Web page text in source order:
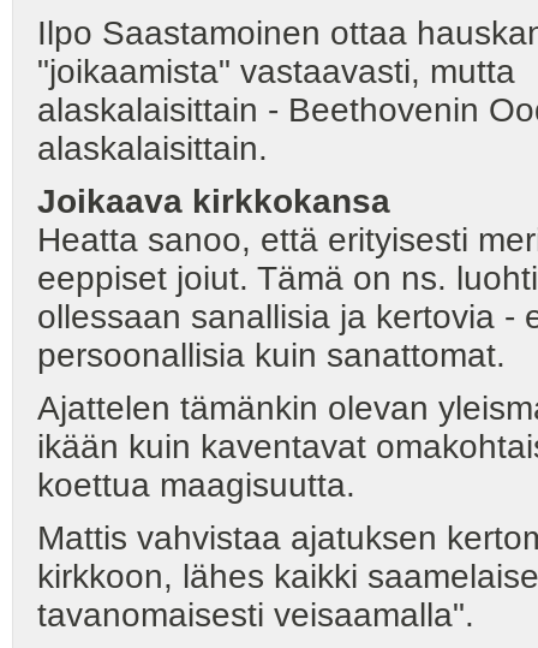
Ilpo Saastamoinen ottaa
"joikaamista" vastaavasti, mutta
alaskalaisittain - Beethovenin
alaskalaisittain.
Joikaava kirkkokansa
Heatta sanoo, että erityisesti
eeppiset joiut. Tämä on ns.
ollessaan sanallisia ja kertovia -
persoonallisia kuin sanattomat.
Ajattelen tämänkin olevan
ikään kuin kaventavat
koettua maagisuutta.
Mattis vahvistaa ajatuksen
kirkkoon, lähes kaikki
tavanomaisesti veisaamalla".